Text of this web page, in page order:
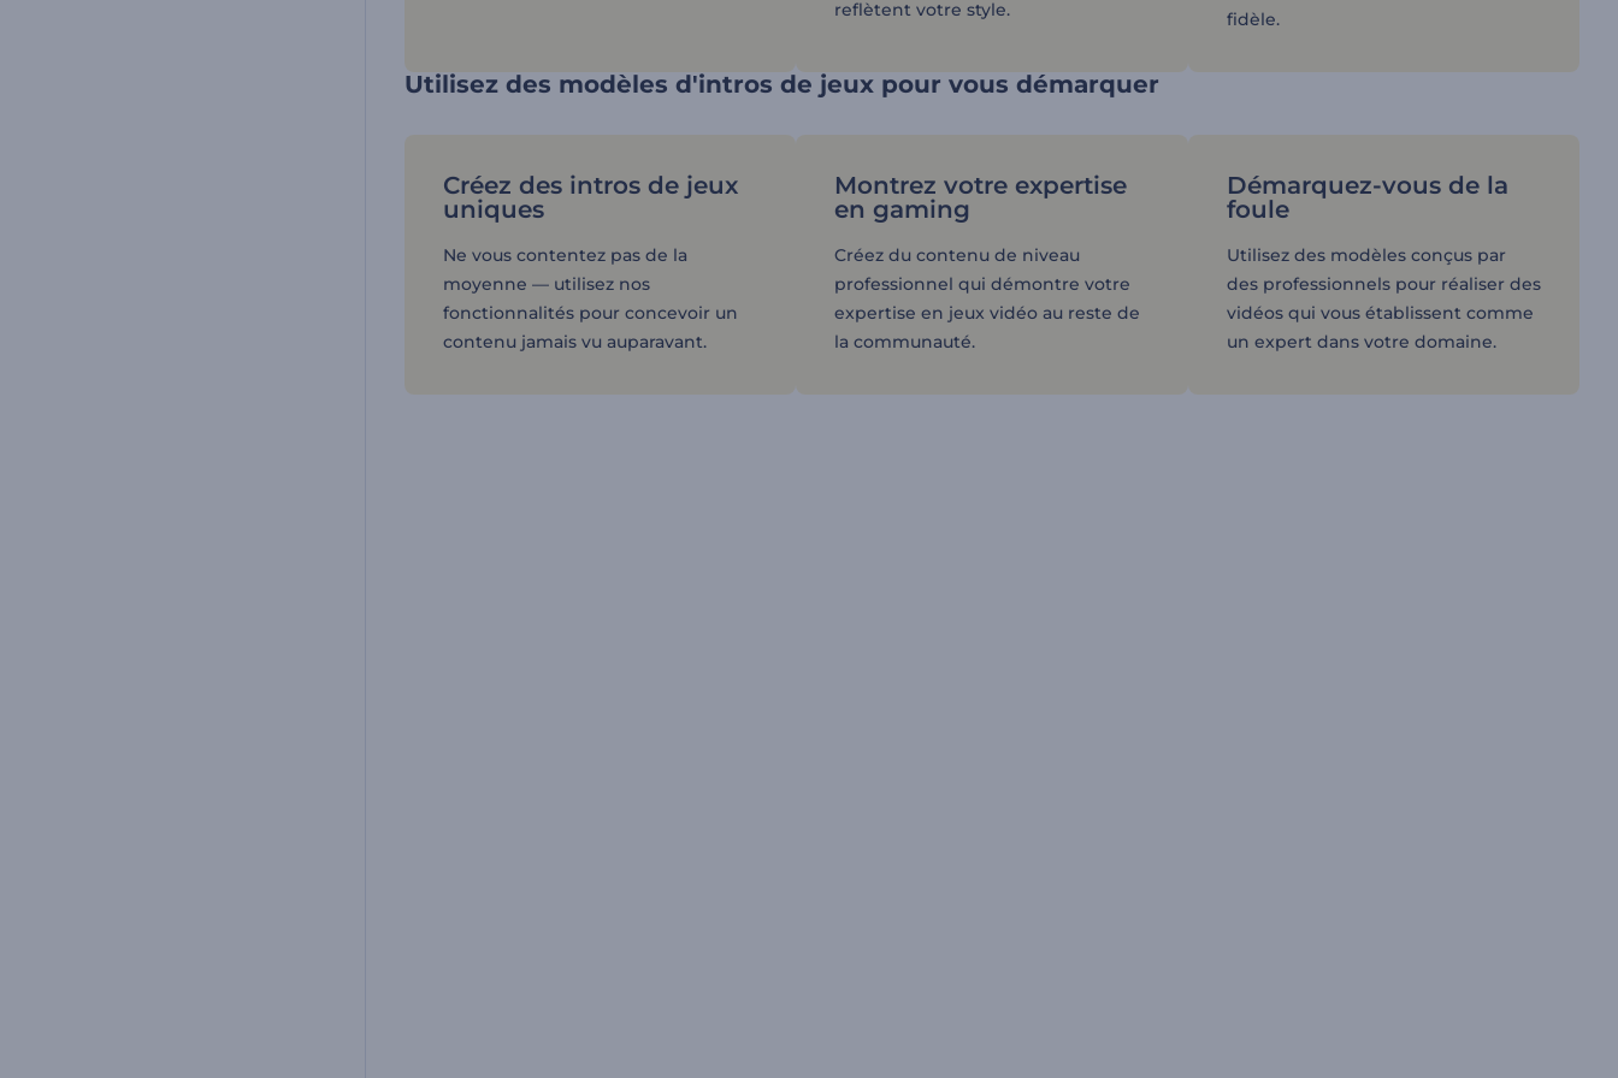
reflètent votre style.
fidèle.
Utilisez des modèles d'intros de jeux pour vous démarquer
Créez des intros de jeux
uniques
Ne vous contentez pas de la
moyenne — utilisez nos
fonctionnalités pour concevoir un
contenu jamais vu auparavant.
Montrez votre expertise
en gaming
Créez du contenu de niveau
professionnel qui démontre votre
expertise en jeux vidéo au reste de
la communauté.
Démarquez-vous de la
foule
Utilisez des modèles conçus par
des professionnels pour réaliser des
vidéos qui vous établissent comme
un expert dans votre domaine.